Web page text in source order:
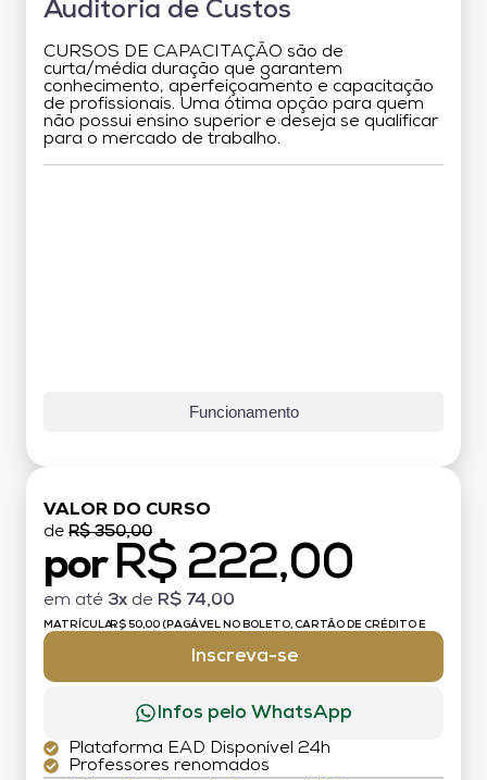
Auditoria de Custos
CURSOS DE CAPACITAÇÃO são de
curta/média duração que garantem
conhecimento, aperfeiçoamento e capacitação
de profissionais. Uma ótima opção para quem
não possui ensino superior e deseja se qualificar
para o mercado de trabalho.
Funcionamento
VALOR DO CURSO
de R$ 350,00
por R$ 222,00
em até 3x de R$ 74,00
MATRÍCULA:R$ 50,00 (PAGÁVEL NO BOLETO, CARTÃO DE CRÉDITO E
Inscreva-se
Infos pelo WhatsApp
Plataforma EAD Disponível 24h
Professores renomados